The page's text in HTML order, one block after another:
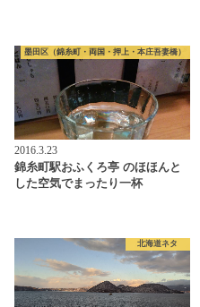
墨田区（錦糸町・両国・押上・本庄吾妻橋）
2016.3.23
錦糸町駅おふくろ亭 のほほんと
した空気でまったり一杯
北海道ネタ